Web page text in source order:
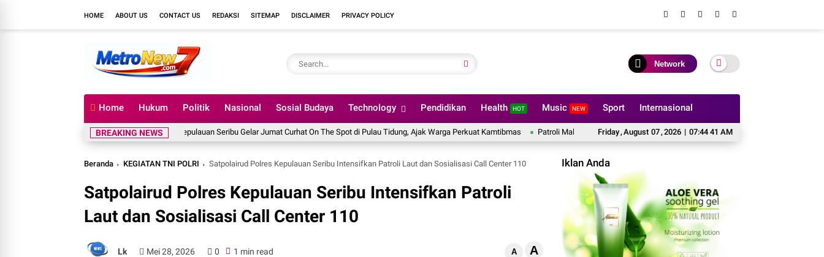
HOME ABOUT US CONTACT US REDAKSI SITEMAP DISCLAIMER PRIVACY POLICY
Network
Home Hukum Politik Nasional Sosial Budaya Technology Pendidikan Health HOT Music NEW Sport Internasional
Friday,August 07,2026 | 07:44 42 AM
BREAKING NEWS
Kapolres Kepulauan Seribu Gelar Jumat Curhat On The Spot di Pulau Tidung, Ajak Warga Perkuat Kamtibmas Patroli Malam Jakarta On The Spot, Polsek Kepulauan Seribu Selatan Edukasi Warga
Beranda KEGIATAN TNI POLRI Satpolairud Polres Kepulauan Seribu Intensifkan Patroli Laut dan Sosialisasi Call Center 110
Satpolairud Polres Kepulauan Seribu Intensifkan Patroli
Laut dan Sosialisasi Call Center 110
Lk Mei 28, 2026 0 1 min read A A
Iklan Anda